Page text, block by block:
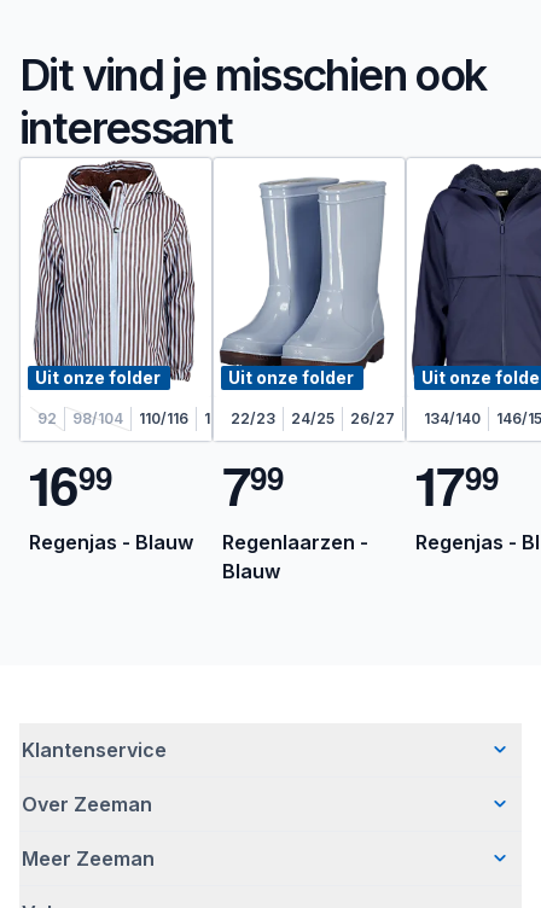
Dit vind je misschien ook
interessant
Uit onze folder
92 98/104 110/116 122/128
1699
Regenjas - Blauw
Uit onze folder
22/23 24/25 26/27 28/29 30/31
799
Regenlaarzen -
Blauw
Uit onze
134/140 146/
1799
Regenjas -
Klantenservice
Veelgestelde vragen
Bezorgen
Over Zeeman
Wie wij zijn
Meer Zeeman